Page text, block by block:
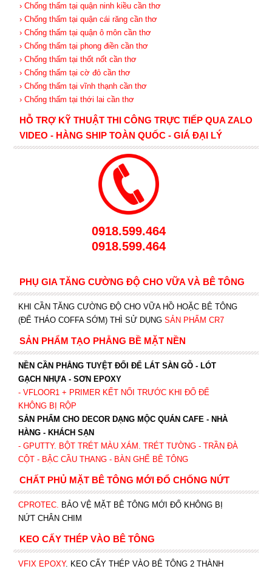
› Chống thấm tại quận ninh kiều cần thơ
› Chống thấm tại quận cái răng cần thơ
› Chống thấm tại quận ô môn cần thơ
› Chống thấm tại phong điền cần thơ
› Chống thấm tại thốt nốt cần thơ
› Chống thấm tại cờ đỏ cần thơ
› Chống thấm tại vĩnh thạnh cần thơ
› Chống thấm tại thới lai cần thơ
HỖ TRỢ KỸ THUẬT THI CÔNG TRỰC TIẾP QUA ZALO
VIDEO - HÀNG SHIP TOÀN QUỐC - GIÁ ĐẠI LÝ
0918.599.464
0918.599.464
PHỤ GIA TĂNG CƯỜNG ĐỘ CHO VỮA VÀ BÊ TÔNG
KHI CẦN TĂNG CƯỜNG ĐỘ CHO VỮA HỒ HOẶC BÊ TÔNG
(ĐỂ THÁO COFFA SỚM) THÌ SỬ DỤNG SẢN PHẨM CR7
SẢN PHẨM TẠO PHẲNG BỀ MẶT NỀN
NỀN CẦN PHẲNG TUYỆT ĐỐI ĐỂ LÁT SÀN GỖ - LÓT
GẠCH NHỰA - SƠN EPOXY
- VFLOOR1+ PRIMER KẾT NỐI TRƯỚC KHI ĐỔ ĐỂ
KHÔNG BỊ RỘP
SẢN PHẨM CHO DECOR DẠNG MỘC QUÁN CAFE - NHÀ
HÀNG - KHÁCH SẠN
- GPUTTY. BỘT TRÉT MÀU XÁM. TRÉT TƯỜNG - TRẦN ĐÀ
CỘT - BẬC CẦU THANG - BÀN GHẾ BÊ TÔNG
CHẤT PHỦ MẶT BÊ TÔNG MỚI ĐỔ CHỐNG NỨT
CPROTEC. BẢO VỆ MẶT BÊ TÔNG MỚI ĐỔ KHÔNG BỊ
NỨT CHÂN CHIM
KEO CẤY THÉP VÀO BÊ TÔNG
VFIX EPOXY. KEO CẤY THÉP VÀO BÊ TÔNG 2 THÀNH